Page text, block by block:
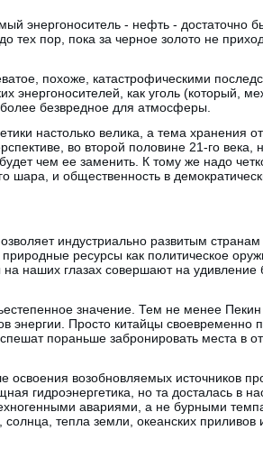
энергоноситель - нефть - достаточно
тех пор, пока за черное золото не
похоже, катастрофическими
энергоносителей, как уголь (который,
более безвредное для атмосферы.
настолько велика, а тема хранения
во второй половине 21-го века,
чем ее заменить. К тому же надо
шара, и общественность в
индустриально развитым
ресурсы как политическое
наших глазах совершают на удивление
значение. Тем не менее
энергии. Просто китайцы своевременно
пораньше забронировать места в
освоения возобновляемых источников
гидроэнергетика, но та досталась в
авариями, а не бурными
тепла земли, океанских приливов